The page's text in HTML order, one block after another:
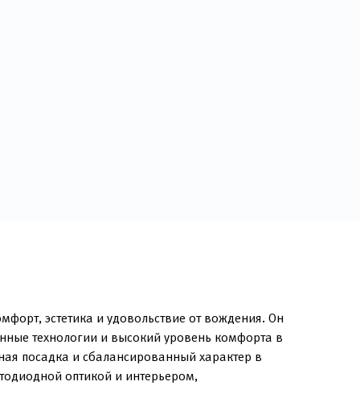
эстетика и удовольствие от вождения. Он
технологии и высокий уровень комфорта в
посадка и сбалансированный характер в
оптикой и интерьером,